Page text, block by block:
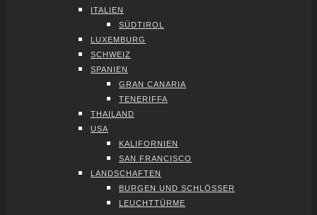
ITA­LI­EN
SÜD­TI­ROL
LUXEM­BURG
SCHWEIZ
SPA­NI­EN
GRAN CANA­RIA
TENE­RIF­FA
THAI­LAND
USA
KALI­FOR­NI­EN
SAN FRAN­CIS­CO
LAND­SCHAF­TEN
BUR­GEN UND SCHLÖS­SER
LEUCHT­TÜR­ME